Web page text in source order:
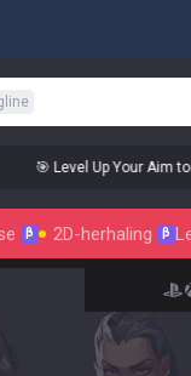
🎯 Level Up Your Aim to
β 2D-herhaling β